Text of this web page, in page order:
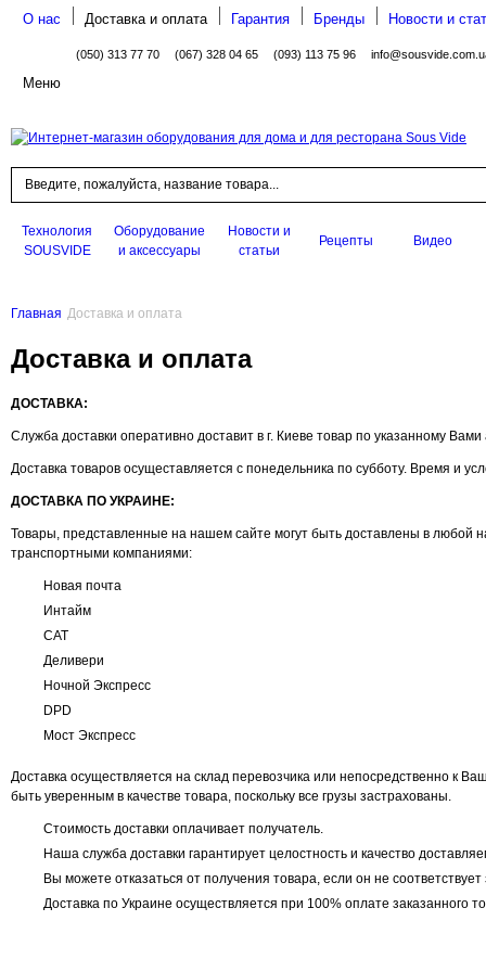
О нас Доставка и оплата Гарантия Бренды Новости и
(050) 313 77 70 (067) 328 04 65 (093) 113 75 96
Меню
Технология
SOUSVIDE
Оборудование
и аксессуары
Новости и
статьи
Рецепты Видео
Главная Доставка и оплата
Доставка и оплата
ДОСТАВКА:
Служба доставки оперативно доставит в г. Киеве товар по указанному
Доставка товаров осущеставляется с понедельника по субботу. Время и
ДОСТАВКА ПО УКРАИНЕ:
Товары, представленные на нашем сайте могут быть доставлены в любой
транспортными компаниями:
Новая почта
Интайм
САТ
Деливери
Ночной Экспресс
DPD
Мост Экспресс
Доставка осуществляется на склад перевозчика или непосредственно к
быть уверенным в качестве товара, поскольку все грузы застрахованы.
Стоимость доставки оплачивает получатель.
Наша служба доставки гарантирует целостность и качество
Вы можете отказаться от получения товара, если он не
Доставка по Украине осуществляется при 100% оплате заказанного